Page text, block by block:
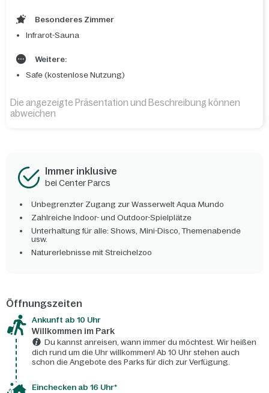
Besonderes Zimmer
Infrarot-Sauna
Weitere:
Safe (kostenlose Nutzung)
Die angezeigte Präsentation und Beschreibung können
abweichen
Immer inklusive
bei Center Parcs
Unbegrenzter Zugang zur Wasserwelt Aqua Mundo
Zahlreiche Indoor- und Outdoor-Spielplätze
Unterhaltung für alle: Shows, Mini-Disco, Themenabende
usw.
Naturerlebnisse mit Streichelzoo
Öffnungszeiten
Ankunft ab 10 Uhr
Willkommen im Park
Du kannst anreisen, wann immer du möchtest. Wir heißen
dich rund um die Uhr willkommen! Ab 10 Uhr stehen auch
schon die Angebote des Parks für dich zur Verfügung.
Einchecken ab 16 Uhr*